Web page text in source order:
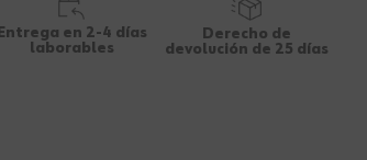
Entrega en 2-4 días
laborables
Derecho de
devolución de 25 días